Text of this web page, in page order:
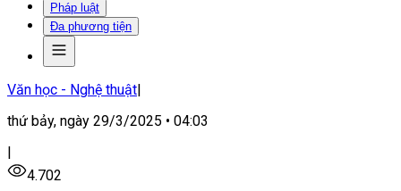
Pháp luật
Đa phương tiện
Văn học - Nghệ thuật|
thứ bảy, ngày 29/3/2025 • 04:03
|
4.702